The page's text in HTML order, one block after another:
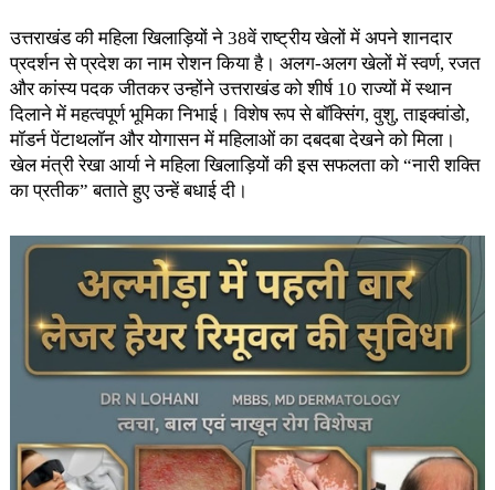
उत्तराखंड की महिला खिलाड़ियों ने 38वें राष्ट्रीय खेलों में अपने शानदार
प्रदर्शन से प्रदेश का नाम रोशन किया है। अलग-अलग खेलों में स्वर्ण, रजत
और कांस्य पदक जीतकर उन्होंने उत्तराखंड को शीर्ष 10 राज्यों में स्थान
दिलाने में महत्वपूर्ण भूमिका निभाई। विशेष रूप से बॉक्सिंग, वुशु, ताइक्वांडो,
मॉडर्न पेंटाथलॉन और योगासन में महिलाओं का दबदबा देखने को मिला।
खेल मंत्री रेखा आर्या ने महिला खिलाड़ियों की इस सफलता को “नारी शक्ति
का प्रतीक” बताते हुए उन्हें बधाई दी।